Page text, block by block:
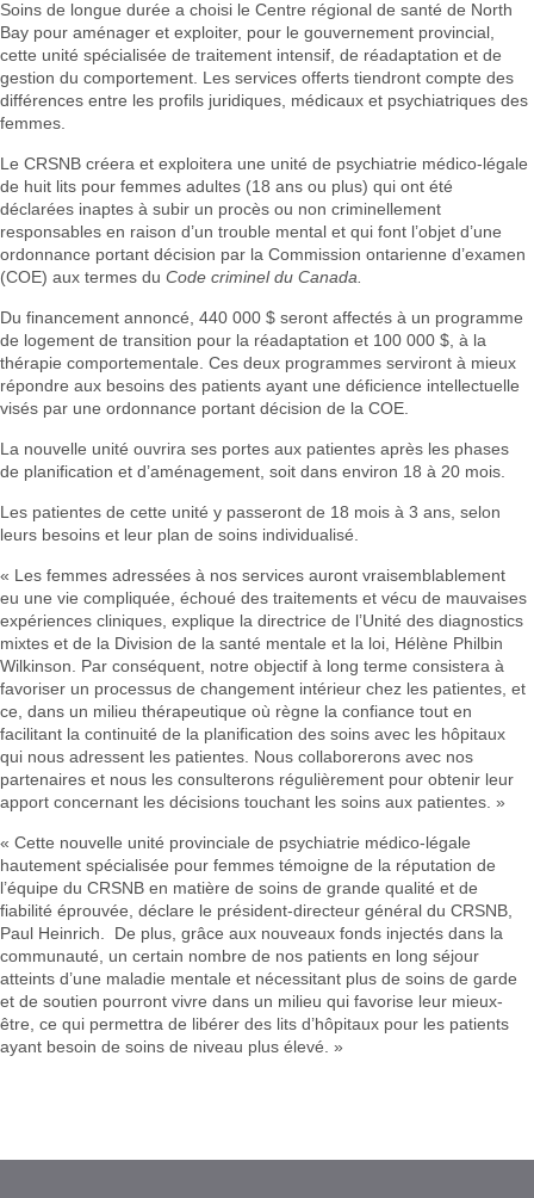
Soins de longue durée a choisi le Centre régional de santé de North
Bay pour aménager et exploiter, pour le gouvernement provincial,
cette unité spécialisée de traitement intensif, de réadaptation et de
gestion du comportement. Les services offerts tiendront compte des
différences entre les profils juridiques, médicaux et psychiatriques des
femmes.
Le CRSNB créera et exploitera une unité de psychiatrie médico-légale
de huit lits pour femmes adultes (18 ans ou plus) qui ont été
déclarées inaptes à subir un procès ou non criminellement
responsables en raison d’un trouble mental et qui font l’objet d’une
ordonnance portant décision par la Commission ontarienne d’examen
(COE) aux termes du Code criminel du Canada.
Du financement annoncé, 440 000 $ seront affectés à un programme
de logement de transition pour la réadaptation et 100 000 $, à la
thérapie comportementale. Ces deux programmes serviront à mieux
répondre aux besoins des patients ayant une déficience intellectuelle
visés par une ordonnance portant décision de la COE.
La nouvelle unité ouvrira ses portes aux patientes après les phases
de planification et d’aménagement, soit dans environ 18 à 20 mois.
Les patientes de cette unité y passeront de 18 mois à 3 ans, selon
leurs besoins et leur plan de soins individualisé.
« Les femmes adressées à nos services auront vraisemblablement
eu une vie compliquée, échoué des traitements et vécu de mauvaises
expériences cliniques, explique la directrice de l’Unité des diagnostics
mixtes et de la Division de la santé mentale et la loi, Hélène Philbin
Wilkinson. Par conséquent, notre objectif à long terme consistera à
favoriser un processus de changement intérieur chez les patientes, et
ce, dans un milieu thérapeutique où règne la confiance tout en
facilitant la continuité de la planification des soins avec les hôpitaux
qui nous adressent les patientes. Nous collaborerons avec nos
partenaires et nous les consulterons régulièrement pour obtenir leur
apport concernant les décisions touchant les soins aux patientes. »
« Cette nouvelle unité provinciale de psychiatrie médico-légale
hautement spécialisée pour femmes témoigne de la réputation de
l’équipe du CRSNB en matière de soins de grande qualité et de
fiabilité éprouvée, déclare le président-directeur général du CRSNB,
Paul Heinrich. De plus, grâce aux nouveaux fonds injectés dans la
communauté, un certain nombre de nos patients en long séjour
atteints d’une maladie mentale et nécessitant plus de soins de garde
et de soutien pourront vivre dans un milieu qui favorise leur mieux-
être, ce qui permettra de libérer des lits d’hôpitaux pour les patients
ayant besoin de soins de niveau plus élevé. »